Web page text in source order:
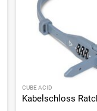
CUBE ACID
Kabelschloss